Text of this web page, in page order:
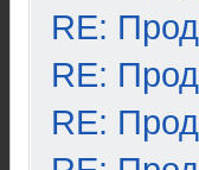
RE:
RE:
RE: